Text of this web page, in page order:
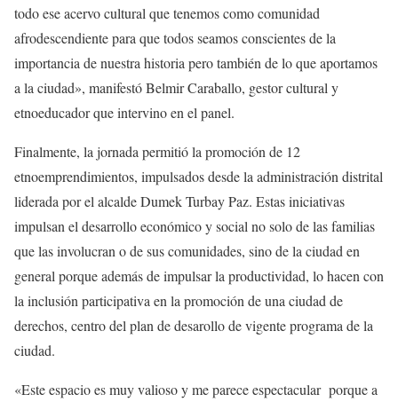
todo ese acervo cultural que tenemos como comunidad
afrodescendiente para que todos seamos conscientes de la
importancia de nuestra historia pero también de lo que aportamos
a la ciudad», manifestó Belmir Caraballo, gestor cultural y
etnoeducador que intervino en el panel.
Finalmente, la jornada permitió la promoción de 12
etnoemprendimientos, impulsados desde la administración distrital
liderada por el alcalde Dumek Turbay Paz. Estas iniciativas
impulsan el desarrollo económico y social no solo de las familias
que las involucran o de sus comunidades, sino de la ciudad en
general porque además de impulsar la productividad, lo hacen con
la inclusión participativa en la promoción de una ciudad de
derechos, centro del plan de desarollo de vigente programa de la
ciudad.
«Este espacio es muy valioso y me parece espectacular porque a